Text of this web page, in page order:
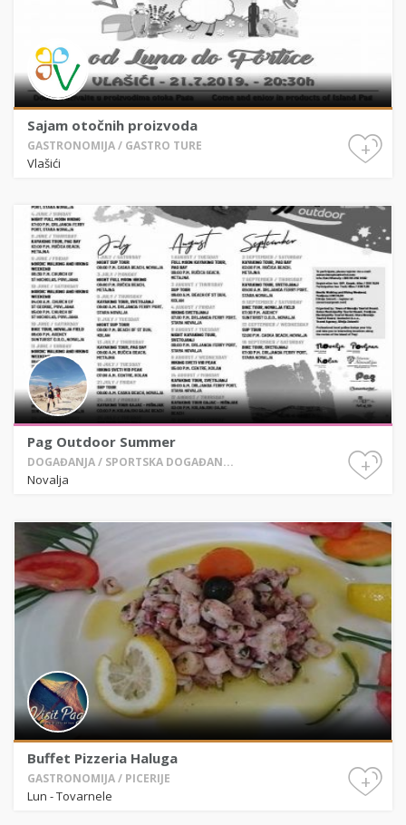
Sajam otočnih proizvoda
GASTRONOMIJA / GASTRO TURE
Vlašići
+
Pag Outdoor Summer
DOGAĐANJA / SPORTSKA DOGAĐAN...
Novalja
+
Buffet Pizzeria Haluga
GASTRONOMIJA / PICERIJE
Lun - Tovarnele
+